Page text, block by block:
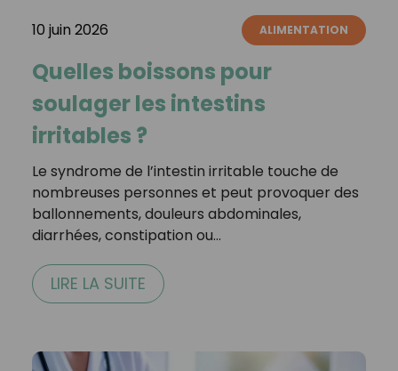
10 juin 2026 ALIMENTATION
Quelles boissons pour
soulager les intestins
irritables ?
Le syndrome de l’intestin irritable touche de
nombreuses personnes et peut provoquer des
ballonnements, douleurs abdominales,
diarrhées, constipation ou…
LIRE LA SUITE